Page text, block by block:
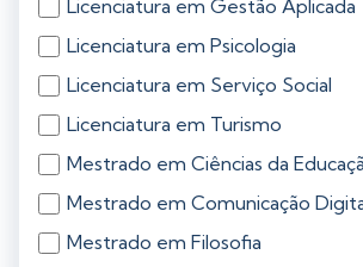
Licenciatura em Gestão Aplicada
Licenciatura em Psicologia
Licenciatura em Serviço Social
Licenciatura em Turismo
Mestrado em Ciências da
Mestrado em Comunicação
Mestrado em Filosofia